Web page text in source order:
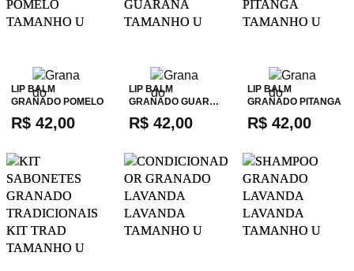
LIP BALM
GRANADO POMELO
R$ 42,00
LIP BALM
GRANADO GUAR…
R$ 42,00
LIP BALM
GRANADO PITANGA
R$ 42,00